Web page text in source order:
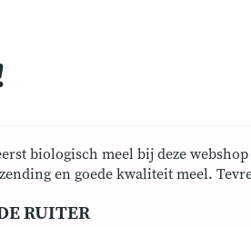
biologisch meel bij deze
en goede kwaliteit meel.
RUITER